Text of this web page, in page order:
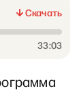
Скачать
33:03